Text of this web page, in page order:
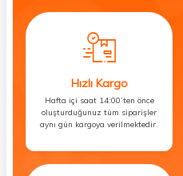
Hızlı Kargo
Hafta içi saat 14:00’ten önce
oluşturduğunuz tüm siparişler
aynı gün kargoya verilmektedir.